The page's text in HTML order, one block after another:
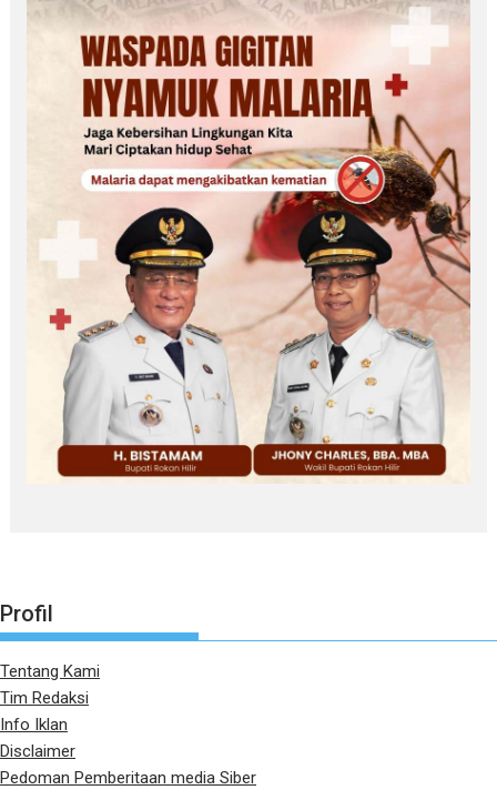
Profil
Tentang Kami
Tim Redaksi
Info Iklan
Disclaimer
Pedoman Pemberitaan media Siber